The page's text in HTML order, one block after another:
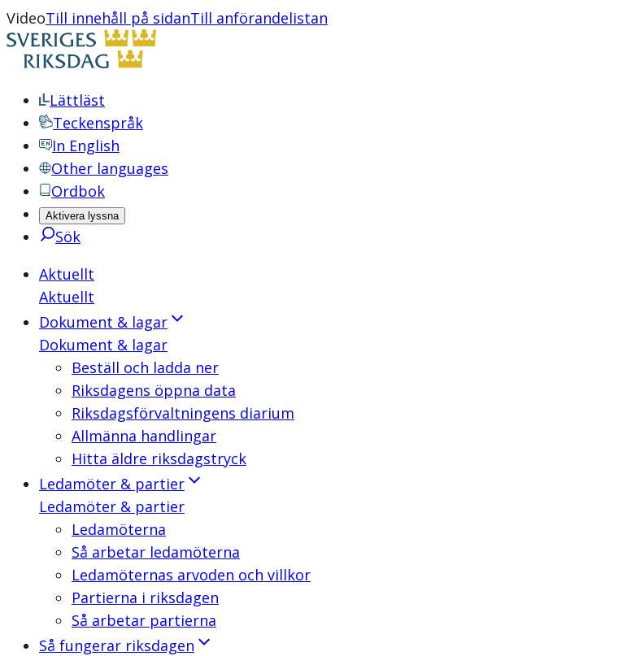
VideoTill innehåll på sidanTill anförandelistan
Lättläst
Teckenspråk
In English
Other languages
Ordbok
Aktivera lyssna
Sök
Aktuellt
Aktuellt
Dokument & lagar
Dokument & lagar
Beställ och ladda ner
Riksdagens öppna data
Riksdagsförvaltningens diarium
Allmänna handlingar
Hitta äldre riksdagstryck
Ledamöter & partier
Ledamöter & partier
Ledamöterna
Så arbetar ledamöterna
Ledamöternas arvoden och villkor
Partierna i riksdagen
Så arbetar partierna
Så fungerar riksdagen